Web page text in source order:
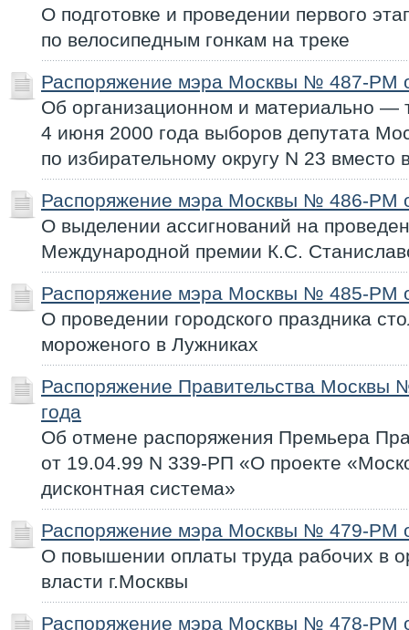
О подготовке и проведении первого
по велосипедным гонкам на треке
Распоряжение мэра Москвы № 487-РМ
Об организационном и материально —
4 июня 2000 года выборов депутата
по избирательному округу N 23 вместо
Распоряжение мэра Москвы № 486-РМ
О выделении ассигнований на
Международной премии К.С.
Распоряжение мэра Москвы № 485-РМ
О проведении городского праздника
мороженого в Лужниках
Распоряжение Правительства Москвы
года
Об отмене распоряжения Премьера
от 19.04.99 N 339-РП «О проекте
дисконтная система»
Распоряжение мэра Москвы № 479-РМ
О повышении оплаты труда рабочих в
власти г.Москвы
Распоряжение мэра Москвы № 478-РМ